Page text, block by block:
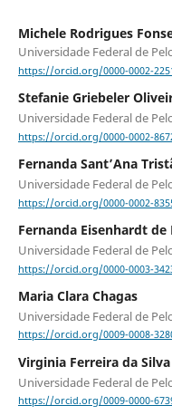
Michele Rodrigues
Universidade Federal de
https://orcid.org/0000-0002-
Stefanie Griebeler
Universidade Federal de
https://orcid.org/0000-0002-
Fernanda Sant’Ana
Universidade Federal de
https://orcid.org/0000-0002-
Fernanda Eisenhardt de
Universidade Federal de
https://orcid.org/0000-0003-
Maria Clara Chagas
Universidade Federal de
https://orcid.org/0009-0008-
Virginia Ferreira da Silva
Universidade Federal de
https://orcid.org/0009-0000-